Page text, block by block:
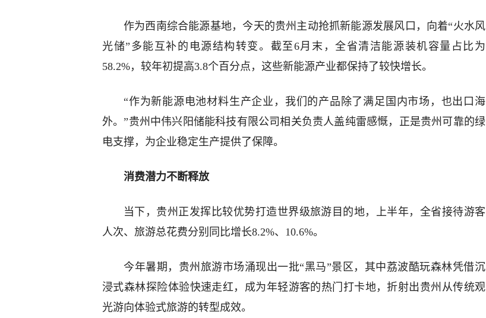
作为西南综合能源基地，今天的贵州主动抢抓新能源发展风口，向着“火水风
光储”多能互补的电源结构转变。截至6月末，全省清洁能源装机容量占比为
58.2%，较年初提高3.8个百分点，这些新能源产业都保持了较快增长。
“作为新能源电池材料生产企业，我们的产品除了满足国内市场，也出口海
外。”贵州中伟兴阳储能科技有限公司相关负责人盖纯雷感慨，正是贵州可靠的绿
电支撑，为企业稳定生产提供了保障。
消费潜力不断释放
当下，贵州正发挥比较优势打造世界级旅游目的地，上半年，全省接待游客
人次、旅游总花费分别同比增长8.2%、10.6%。
今年暑期，贵州旅游市场涌现出一批“黑马”景区，其中荔波酷玩森林凭借沉
浸式森林探险体验快速走红，成为年轻游客的热门打卡地，折射出贵州从传统观
光游向体验式旅游的转型成效。